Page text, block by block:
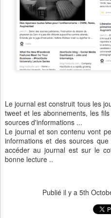
Le journal est construit tous les
tweet et les abonnements, les
sources d'informations ...
Le journal et son contenu vont
informations et des sources
accéder au journal est sur le
bonne lecture ..
Publié il y a 5th